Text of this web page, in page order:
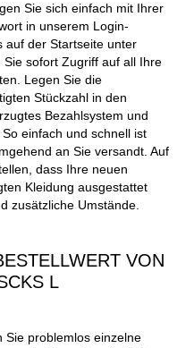
Sie sich einfach mit Ihrer
in unserem Login-
auf der Startseite unter
sofort Zugriff auf all Ihre
Legen Sie die
Stückzahl in den
Bezahlsystem und
einfach und schnell ist
an Sie versandt. Auf
dass Ihre neuen
Kleidung ausgestattet
zusätzliche Umstände.
VON
L
Sie problemlos einzelne